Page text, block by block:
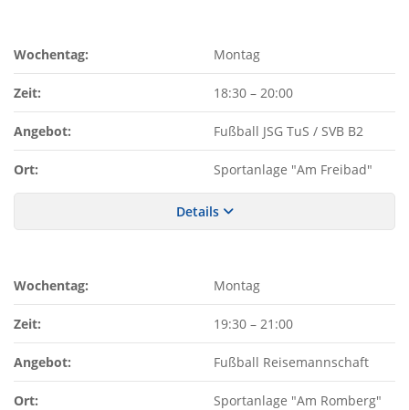
Wochentag: Montag
Zeit: 18:30 – 20:00
Angebot: Fußball JSG TuS / SVB B2
Ort: Sportanlage "Am Freibad"
Details
Wochentag: Montag
Zeit: 19:30 – 21:00
Angebot: Fußball Reisemannschaft
Ort: Sportanlage "Am Romberg"